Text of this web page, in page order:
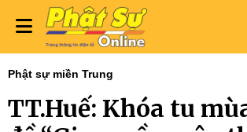
Phật sự miền Trung
TT.Huế: Khóa tu